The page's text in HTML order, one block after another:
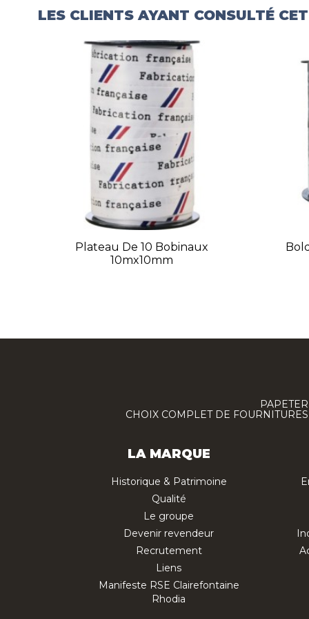
LES CLIENTS AYANT CONSULTÉ
Plateau De 10 Bobinaux
10mx10mm
CHOIX COMPLET DE
LA MARQUE
Historique & Patrimoine
Qualité
Le groupe
Devenir revendeur
Recrutement
Liens
Manifeste RSE Clairefontaine
Rhodia